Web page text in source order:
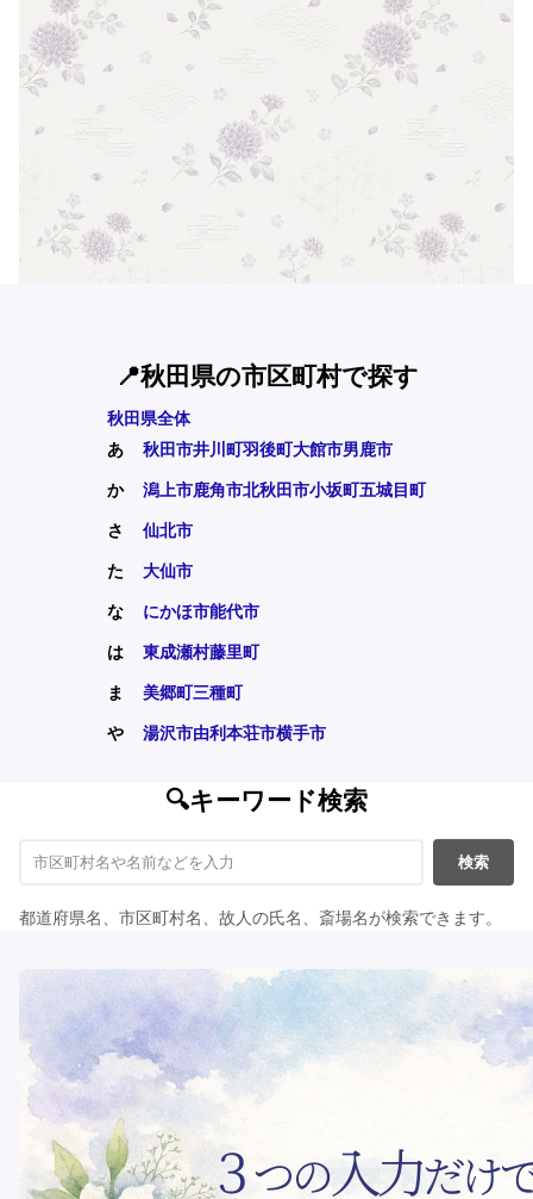
📍秋田県の市区町村で探す
秋田県全体
あ
秋田市井川町羽後町大館市男鹿市
か 潟上市鹿角市北秋田市小坂町五城目町
さ 仙北市
た 大仙市
な にかほ市能代市
は 東成瀬村藤里町
ま 美郷町三種町
や 湯沢市由利本荘市横手市
🔍キーワード検索
検索
都道府県名、市区町村名、故人の氏名、斎場名が検索できます。